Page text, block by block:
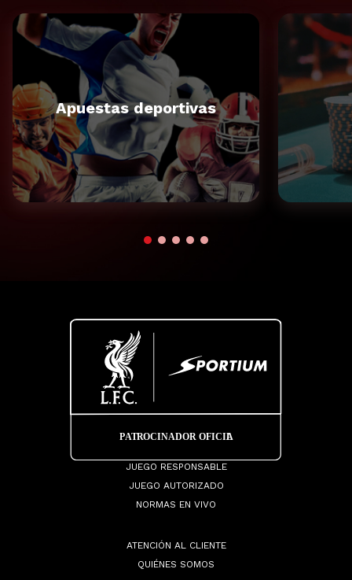
Apuestas deportivas
JUEGO RESPONSABLE
JUEGO AUTORIZADO
NORMAS EN VIVO
ATENCIÓN AL CLIENTE
QUIÉNES SOMOS